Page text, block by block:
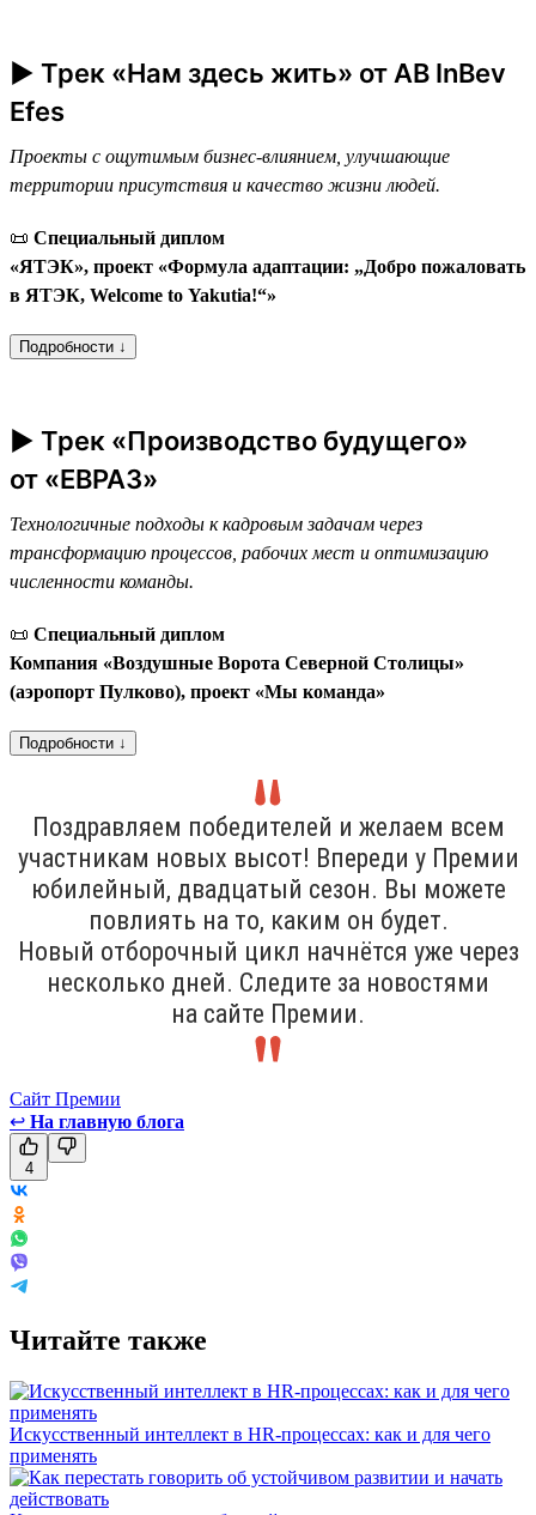
► Трек «Нам здесь жить» от AB InBev
Efes
Проекты с ощутимым бизнес-влиянием, улучшающие
территории присутствия и качество жизни людей.
📜 Специальный диплом
«ЯТЭК», проект «Формула адаптации: „Добро пожаловать
в ЯТЭК, Welcome to Yakutia!“»
Подробности ↓
► Трек «Производство будущего»
от «ЕВРАЗ»
Технологичные подходы к кадровым задачам через
трансформацию процессов, рабочих мест и оптимизацию
численности команды.
📜 Специальный диплом
Компания «Воздушные Ворота Северной Столицы»
(аэропорт Пулково), проект «Мы команда»
Подробности ↓
Поздравляем победителей и желаем всем
участникам новых высот! Впереди у Премии
юбилейный, двадцатый сезон. Вы можете
повлиять на то, каким он будет.
Новый отборочный цикл начнётся уже через
несколько дней. Следите за новостями
на сайте Премии.
Сайт Премии
↩ На главную блога
4
Читайте также
Искусственный интеллект в HR-процессах: как и для чего
применять